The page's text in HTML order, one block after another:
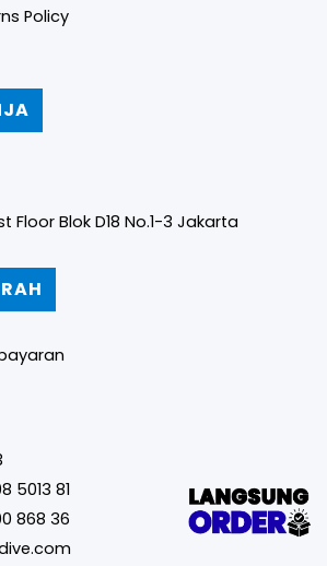
Policy
Floor Blok D18 No.1-3 Jakarta
5013 81
868 36